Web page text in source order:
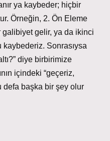
ya kaybeder; hiçbir
Örneğin, 2. Ön Eleme
galibiyet gelir, ya da ikinci
kaybederiz. Sonrasıysa
diye birbirimize
içindeki “geçeriz,
defa başka bir şey olur